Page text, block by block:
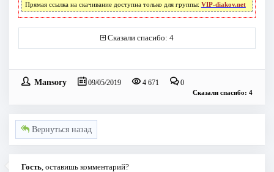
Прямая ссылка на скачивание доступна только для группы: VIP-diakov.net
Сказали спасибо: 4
Mansory 09/05/2019 4 671 0
Сказали спасибо: 4
Вернуться назад
Гость , оставишь комментарий?